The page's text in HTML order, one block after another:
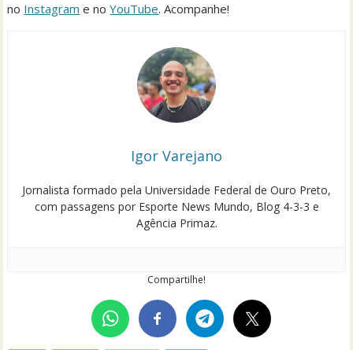
no Instagram e noYouTube. Acompanhe!
Igor Varejano
Jornalista formado pela Universidade Federal de Ouro Preto,
com passagens por Esporte News Mundo, Blog 4-3-3 e
Agência Primaz.
Compartilhe!